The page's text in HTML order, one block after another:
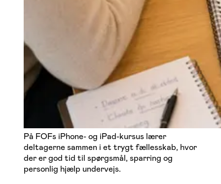
På FOFs iPhone- og iPad-kursus lærer
deltagerne sammen i et trygt fællesskab, hvor
der er god tid til spørgsmål, sparring og
personlig hjælp undervejs.